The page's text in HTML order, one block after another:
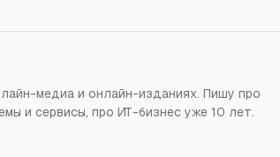
медиа и онлайн-изданиях. Пишу про
и сервисы, про ИТ-бизнес уже 10 лет.